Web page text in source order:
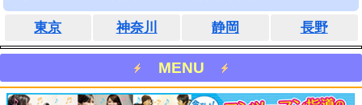
東京 神奈川 静岡 長野
MENU